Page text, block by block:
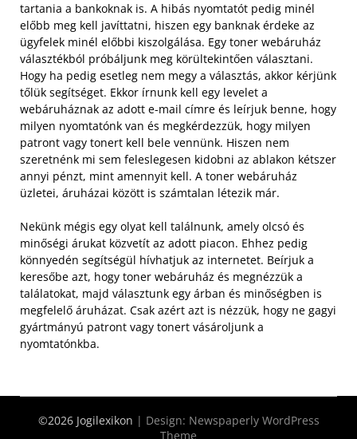
tartania a bankoknak is. A hibás nyomtatót pedig minél
előbb meg kell javíttatni, hiszen egy banknak érdeke az
ügyfelek minél előbbi kiszolgálása. Egy toner webáruház
választékból próbáljunk meg körültekintően választani.
Hogy ha pedig esetleg nem megy a választás, akkor kérjünk
tőlük segítséget. Ekkor írnunk kell egy levelet a
webáruháznak az adott e-mail címre és leírjuk benne, hogy
milyen nyomtatónk van és megkérdezzük, hogy milyen
patront vagy tonert kell bele vennünk. Hiszen nem
szeretnénk mi sem feleslegesen kidobni az ablakon kétszer
annyi pénzt, mint amennyit kell. A toner webáruház
üzletei, áruházai között is számtalan létezik már.
Nekünk mégis egy olyat kell találnunk, amely olcsó és
minőségi árukat közvetít az adott piacon. Ehhez pedig
könnyedén segítségül hívhatjuk az internetet. Beírjuk a
keresőbe azt, hogy toner webáruház és megnézzük a
találatokat, majd választunk egy árban és minőségben is
megfelelő áruházat. Csak azért azt is nézzük, hogy ne gagyi
gyártmányú patront vagy tonert vásároljunk a
nyomtatónkba.
©2026 Jogilexikon | Design: Newspaperly WordPress
Theme